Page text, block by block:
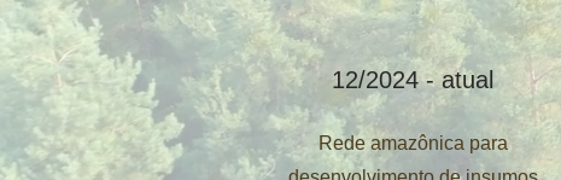
12/2024 - atual
Rede amazônica para